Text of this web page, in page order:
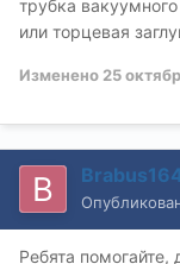
трубка
или торцевая
Изменено 25
Ребята помогайте,